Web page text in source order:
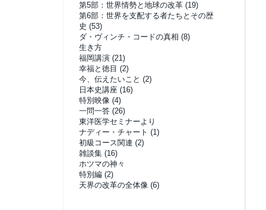
第5部：世界情勢と地球の改革 (19)
第6部：世界を支配する者たちとその歴
史 (53)
ダ・ヴィンチ・コードの真相 (8)
生き方
福岡講演 (21)
幸福と徳目 (2)
今、伝えたいこと (2)
日本史講座 (16)
特別映像 (4)
一問一答 (26)
東洋医学セミナーより
ナディー・チャート (1)
初級コース関連 (2)
雑談集 (16)
ホツマの神々
特別編 (2)
天界の改革の全体像 (6)